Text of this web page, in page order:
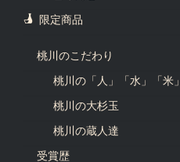
限定商品
桃川のこだわり
桃川の「人」「水」「米」
桃川の大杉玉
桃川の蔵人達
受賞歴